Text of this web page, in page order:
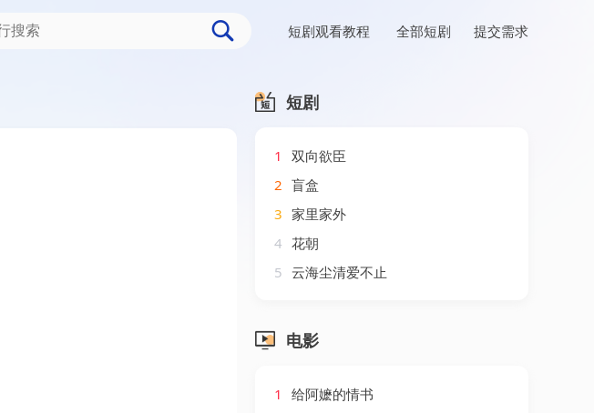
短剧观看教程 全部短剧 提交需求
短剧
1
双向欲臣
2 盲盒
3 家里家外
4 花朝
5 云海尘清爱不止
电影
1
给阿嬷的情书